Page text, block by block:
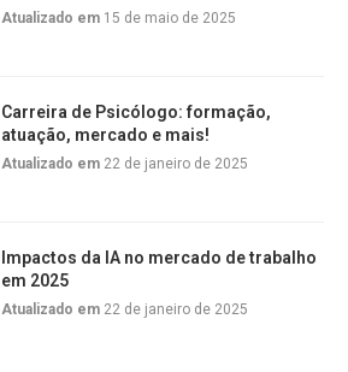
Atualizado em 15 de maio de 2025
Carreira de Psicólogo: formação,
atuação, mercado e mais!
Atualizado em 22 de janeiro de 2025
Impactos da IA no mercado de trabalho
em 2025
Atualizado em 22 de janeiro de 2025